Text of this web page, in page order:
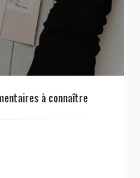
à connaître